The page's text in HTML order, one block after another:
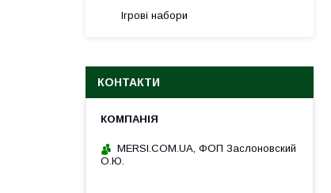
Ігрові набори
КОНТАКТИ
MERSI.COM.UA, ФОП Заслоновский
О.Ю.